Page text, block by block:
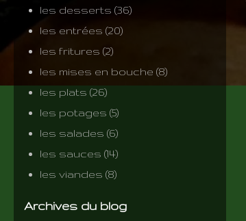
les desserts (36)
les entrées (20)
les fritures (2)
les mises en bouche (8)
les plats (26)
les potages (5)
les salades (6)
les sauces (14)
les viandes (8)
Archives du blog